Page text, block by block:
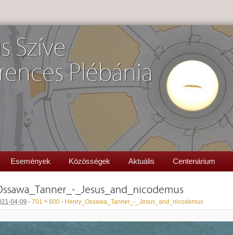
Szíve
Plébánia
Események Közösségek Aktuális Centenárium
_Jesus_and_nicodemus
04-09 - 701 × 600 - Henry_Ossawa_Tanner_-_Jesus_and_nicodemus